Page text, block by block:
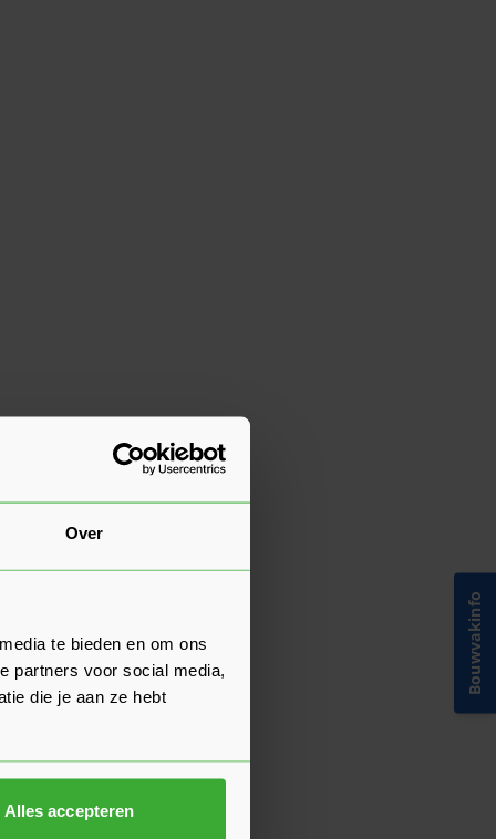
Over
te bieden en om ons
partners voor social media,
die je aan ze hebt
Alles accepteren
Bouwvakinfo